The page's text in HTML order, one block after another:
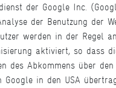
der Google Inc.
der Benutzung der
werden in der Regel
aktiviert, so dass
Abkommens über
in den USA